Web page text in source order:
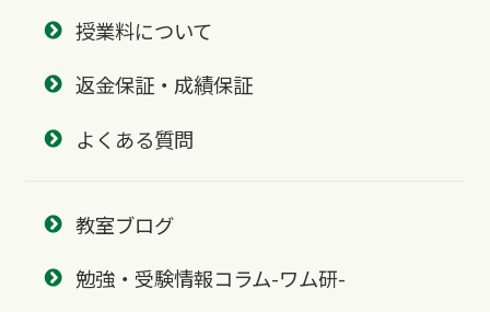
授業料について
返金保証・成績保証
よくある質問
教室ブログ
勉強・受験情報コラム-ワム研-